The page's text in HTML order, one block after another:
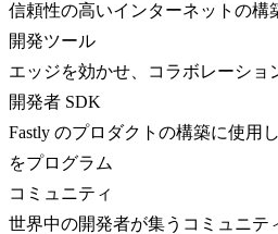
信頼性の高いインターネットの構
開発ツール
エッジを効かせ、コラボレーショ
開発者 SDK
Fastly のプロダクトの構築に使用
をプログラム
コミュニティ
世界中の開発者が集うコミュニテ